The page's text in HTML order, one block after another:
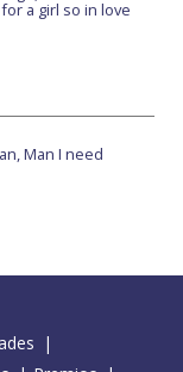
a girl so in love
Man I need